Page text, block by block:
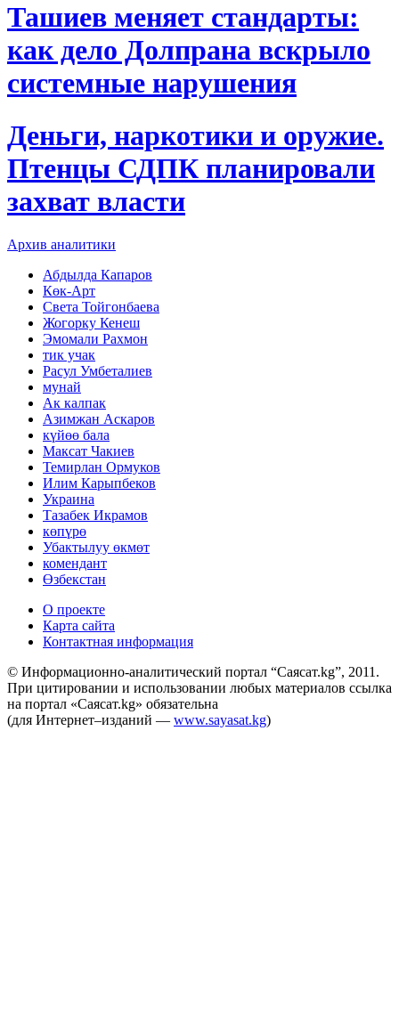
Ташиев меняет стандарты:
как дело Долпрана вскрыло
системные нарушения
Деньги, наркотики и оружие.
Птенцы СДПК планировали
захват власти
Архив аналитики
Абдылда Капаров
Көк-Арт
Света Тойгонбаева
Жогорку Кенеш
Эмомали Рахмон
тик учак
Расул Умбеталиев
мунай
Ак калпак
Азимжан Аскаров
күйөө бала
Максат Чакиев
Темирлан Ормуков
Илим Карыпбеков
Украина
Тазабек Икрамов
көпүрө
Убактылуу өкмөт
комендант
Өзбекстан
О проекте
Карта сайта
Контактная информация
© Информационно-аналитический портал “Саясат.kg”, 2011.
При цитировании и использовании любых материалов ссылка
на портал «Саясат.kg» обязательна
(для Интернет–изданий — www.sayasat.kg)